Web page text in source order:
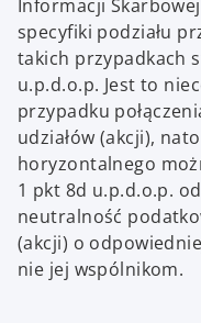
Informacji
specyfiki podziału
takich przypadkach
u.p.d.o.p. Jest to
przypadku
udziałów (akcji),
horyzontalnego
1 pkt 8d u.p.d.o.p.
neutralność
(akcji) o
nie jej wspólnikom.